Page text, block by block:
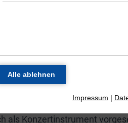
ORGEL DER
Wilhelm Sauer in
Orgelbaus
Günther
Neben dem Einsatz
statt.
als Konzertinstrument
Impressum |